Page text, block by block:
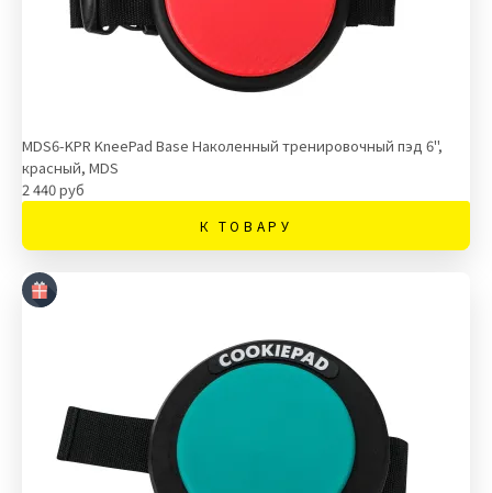
MDS6-KPR KneePad Base Наколенный тренировочный пэд 6",
красный, MDS
2 440 руб
К ТОВАРУ